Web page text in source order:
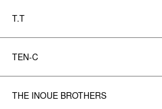
T.T
TEN-C
THE INOUE BROTHERS